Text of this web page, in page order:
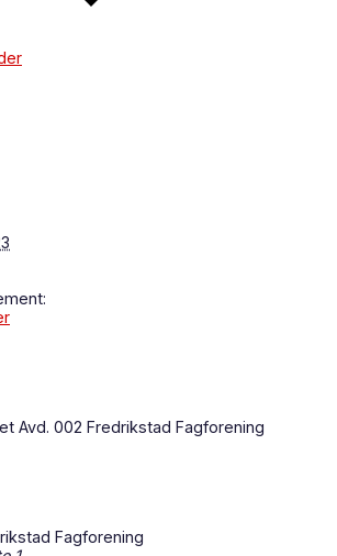
Avd. 002 Fredrikstad Fagforening
Fagforening